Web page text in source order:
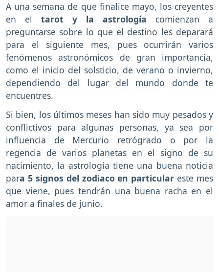
A una semana de que finalice mayo, los creyentes
en el tarot y la astrología comienzan a
preguntarse sobre lo que el destino les deparará
para el siguiente mes, pues ocurrirán varios
fenómenos astronómicos de gran importancia,
como el inicio del solsticio, de verano o invierno,
dependiendo del lugar del mundo donde te
encuentres.
Si bien, los últimos meses han sido muy pesados y
conflictivos para algunas personas, ya sea por
influencia de Mercurio retrógrado o por la
regencia de varios planetas en el signo de su
nacimiento, la astrología tiene una buena noticia
para 5 signos del zodiaco en particular este mes
que viene, pues tendrán una buena racha en el
amor a finales de junio.